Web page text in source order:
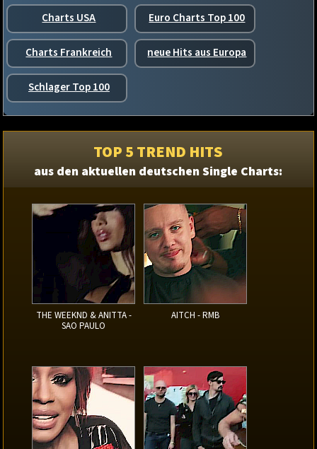
Charts USA Euro Charts Top 100
Charts Frankreich neue Hits aus Europa
Schlager Top 100
TOP 5 TREND HITS
aus den aktuellen deutschen Single Charts:
THE WEEKND & ANITTA -
SAO PAULO
AITCH - RMB